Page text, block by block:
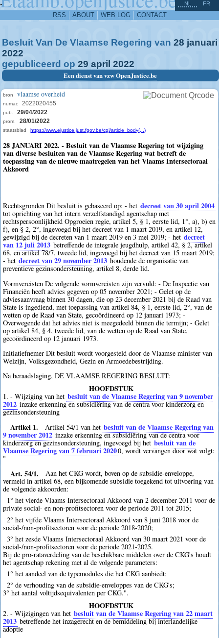
-
RSS ABOUT WEB LOG CONTACT
NL FR
Besluit Van De Vlaamse Regering van 28 januari
2022
gepubliceerd op 29 april 2022
Een dienst van vzw OpenJustice.be
bron vlaamse overheid
numac 2022020455
pub. 29/04/2022
prom. 28/01/2022
staatsblad https://www.ejustice.just.fgov.be/cgi/article_body(...)
28 JANUARI 2022. - Besluit van de Vlaamse Regering tot wijziging
van diverse besluiten van de Vlaamse Regering wat betreft de
toepassing van de nieuwe maatregelen van het Vlaams Intersectoraal
Akkoord
Rechtsgronden Dit besluit is gebaseerd op: - het decreet van 30 april 2004
tot oprichting van het intern verzelfstandigd agentschap met
rechtspersoonlijkheid Opgroeien regie, artikel 5, § 1, eerste lid, 1°, a), b) en
f), en § 2, 2°, ingevoegd bij het decreet van 1 maart 2019, en artikel 12,
gewijzigd bij de decreten van 1 maart 2019 en 3 mei 2019; - het decreet
van 12 juli 2013 betreffende de integrale jeugdhulp, artikel 42, § 2, artikel
68, en artikel 78/7, tweede lid, ingevoegd bij het decreet van 15 maart 2019;
- het decreet van 29 november 2013 houdende de organisatie van
preventieve gezinsondersteuning, artikel 8, derde lid.
Vormvereisten De volgende vormvereisten zijn vervuld: - De Inspectie van
Financiën heeft advies gegeven op 05 november 2021; - Gelet op de
adviesaanvraag binnen 30 dagen, die op 23 december 2021 bij de Raad van
State is ingediend, met toepassing van artikel 84, § 1, eerste lid, 2°, van de
wetten op de Raad van State, gecoördineerd op 12 januari 1973; -
Overwegende dat het advies niet is meegedeeld binnen die termijn; - Gelet
op artikel 84, § 4, tweede lid, van de wetten op de Raad van State,
gecoördineerd op 12 januari 1973.
Initiatiefnemer Dit besluit wordt voorgesteld door de Vlaamse minister van
Welzijn, Volksgezondheid, Gezin en Armoedebestrijding.
Na beraadslaging, DE VLAAMSE REGERING BESLUIT:
HOOFDSTUK
1. - Wijziging van het besluit van de Vlaamse Regering van 9 november
2012 inzake erkenning en subsidiëring van de centra voor kinderzorg en
gezinsondersteuning
Artikel 1. Artikel 54/1 van het besluit van de Vlaamse Regering van
9 november 2012 inzake erkenning en subsidiëring van de centra voor
kinderzorg en gezinsondersteuning, ingevoegd bij het besluit van de
Vlaamse Regering van 7 februari 20200, wordt vervangen door wat volgt:
"
Art. 54/1.
Aan het CKG wordt, boven op de subsidie-enveloppe,
vermeld in artikel 68, een bijkomende subsidie toegekend tot uitvoering van
de volgende akkoorden:
1° het vierde Vlaams Intersectoraal Akkoord van 2 december 2011 voor de
private social- en non-profitsectoren voor de periode 2011 tot 2015;
2° het vijfde Vlaams Intersectoraal Akkoord van 8 juni 2018 voor de
social-/non-profitsectoren voor de periode 2018-2020;
3° het zesde Vlaams Intersectoraal Akkoord van 30 maart 2021 voor de
social-/non-profitsectoren voor de periode 2021-2025.
Bij de pro-rataverdeling van de beschikbare middelen over de CKG's houdt
het agentschap rekening met al de volgende parameters:
1° het aandeel van de typemodules die het CKG aanbiedt;
2° de verhouding van de subsidie-enveloppes van de CKG's;
3° het aantal voltijdsequivalenten per CKG.".
HOOFDSTUK
2. - Wijzigingen van het besluit van de Vlaamse Regering van 22 maart
2013 betreffende het inzagerecht en de bemiddeling bij interlandelijke
adoptie
^